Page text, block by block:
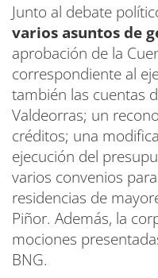
Junto al debate
varios asuntos de
aprobación de la
correspondiente al
también las cuentas
Valdeorras; un
créditos; una
ejecución del
varios convenios
residencias de
Piñor. Además, la
mociones
BNG.